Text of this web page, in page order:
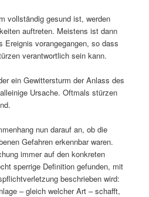
vollständig gesund ist, werden
auftreten. Meistens ist dann
Ereignis vorangegangen, so dass
verantwortlich sein kann.
ein Gewittersturm der Anlass des
Ursache. Oftmals stürzen
nun darauf an, ob die
Gefahren erkennbar waren.
immer auf den konkreten
sperrige Definition gefunden, mit
beschrieben wird:
– gleich welcher Art – schafft,